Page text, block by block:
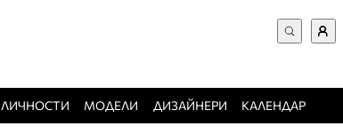
Забравена парола
ЛИЧНОСТИ МОДЕЛИ ДИЗАЙНЕРИ КАЛЕНДАР